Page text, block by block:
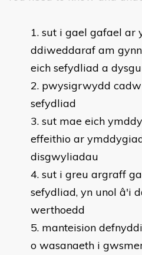
sut i gael gafael ar
ddiweddaraf am
eich sefydliad a
pwysigrwydd
sefydliad
sut mae eich
effeithio ar
disgwyliadau
sut i greu argraff
sefydliad, yn unol â'i
werthoedd
manteision
o wasanaeth i